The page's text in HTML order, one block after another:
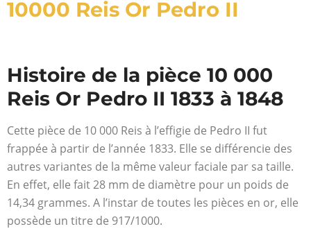
10000 Reis Or Pedro II
Histoire de la pièce 10 000
Reis Or Pedro II 1833 à 1848
Cette pièce de 10 000 Reis à l’effigie de Pedro II fut
frappée à partir de l’année 1833. Elle se différencie des
autres variantes de la même valeur faciale par sa taille.
En effet, elle fait 28 mm de diamètre pour un poids de
14,34 grammes. A l’instar de toutes les pièces en or, elle
possède un titre de 917/1000.